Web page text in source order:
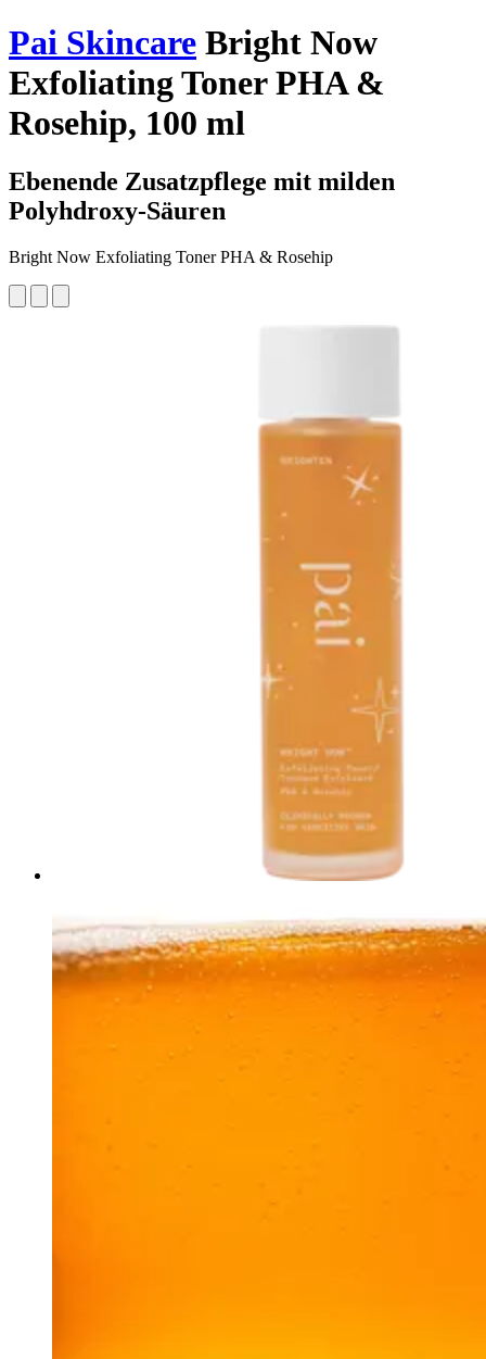
Pai Skincare Bright Now
Exfoliating Toner PHA &
Rosehip, 100 ml
Ebenende Zusatzpflege mit milden
Polyhdroxy-Säuren
Bright Now Exfoliating Toner PHA & Rosehip